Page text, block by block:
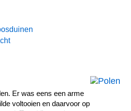
Er was eens een arme
voltooien en daarvoor op